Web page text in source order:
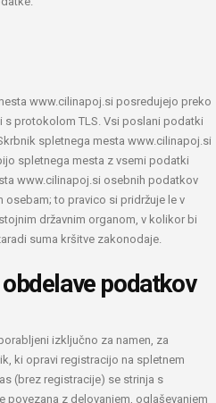
www.cilinapoj.si posredujejo preko
s protokolom TLS. Vsi poslani podatki
spletnega mesta www.cilinapoj.si
spletnega mesta z vsemi podatki
www.cilinapoj.si osebnih podatkov
osebam; to pravico si pridržuje le v
državnim organom, v kolikor bi
suma kršitve zakonodaje.
podatkov
izključno za namen, za
ki opravi registracijo na spletnem
(brez registracije) se strinja s
povezana z delovanjem, oglaševanjem